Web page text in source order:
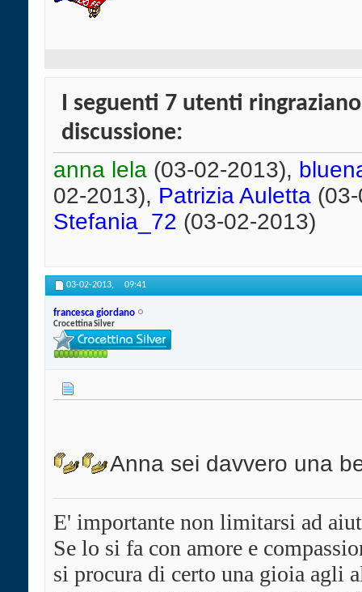
I seguenti 7 utenti
discussione:
anna lela (03-02-2013),
02-2013), Patrizia Auletta
Stefania_72 (03-02-2013)
03-02-2013, 09:41
francesca giordano
Crocettina Silver
Anna sei davvero una
E' importante non limitarsi ad
Se lo si fa con amore e
si procura di certo una gioia agli